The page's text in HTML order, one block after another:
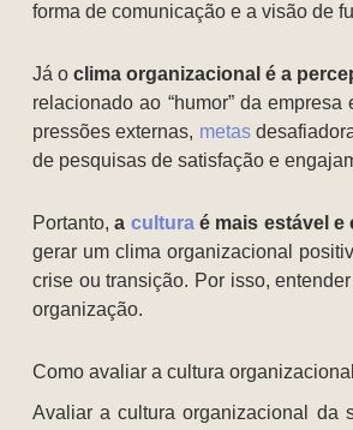
forma de comunicação e a visão de
Já oclima organizacional é a
relacionado ao “humor” da
pressões externas, metas
de pesquisas de satisfação e
Portanto, a culturaé mais estável e
gerar um clima organizacional
crise ou transição. Por isso,
organização.
Como avaliar a cultura
Avaliar a cultura organizacional da